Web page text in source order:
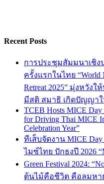
Recent Posts
การประชุมสัมมนาเชิ
ครั้งแรกในไทย “World
Retreat 2025” มุ่งหวั
มีสติ สมาธิ เกิดปัญญา
TCEB Hosts MICE Day
for Driving Thai MICE
Celebration Year”
ทีเส็บจัดงาน MICE
ไมซ์ไทย ปักธงปี 2026
Green Festival 2024:
ต้นไม้คือชีวิต คือลมหา